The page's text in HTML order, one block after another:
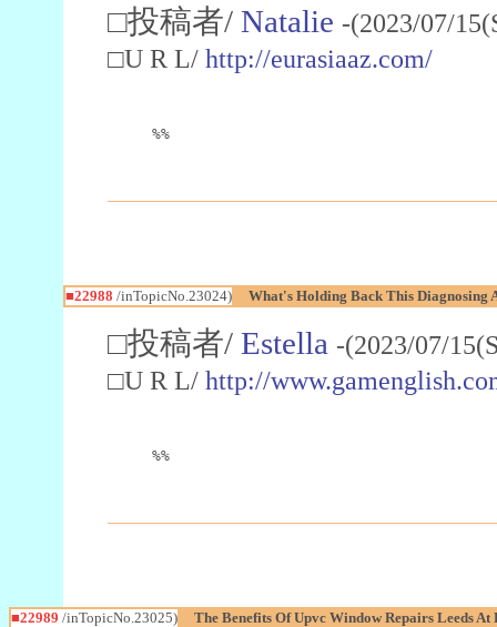
□投稿者/ Natalie -(2023/07/
□U R L/ http://eurasiaaz.com/
%%
■22988 /inTopicNo.23024) What's Holding Back This Diagnosing
□投稿者/ Estella -(2023/07/
□U R L/ http://
%%
■22989 /inTopicNo.23025) The Benefits Of Upvc Window Repairs Leeds